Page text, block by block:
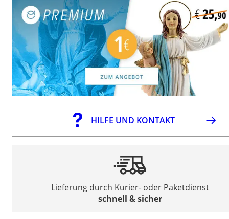
HILFE UND KONTAKT
Lieferung durch Kurier- oder Paketdienst
schnell & sicher